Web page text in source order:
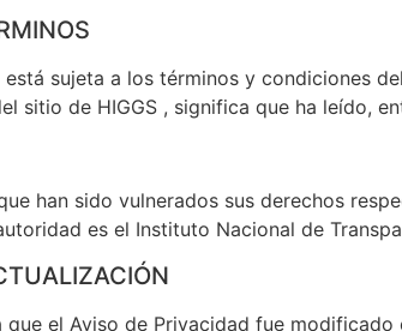
sujeta a los términos y condiciones
sitio de HIGGS , significa que ha leído,
han sido vulnerados sus derechos
es el Instituto Nacional de
que el Aviso de Privacidad fue